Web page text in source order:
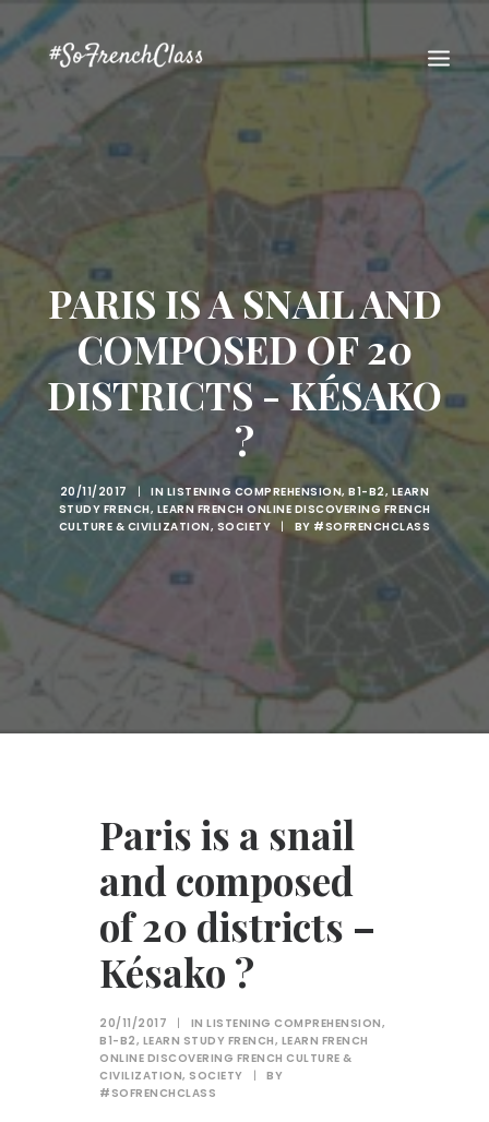
#SOFRENCHCLASS PRIVACY POLICY
Recherche
PARIS IS A SNAIL AND
COMPOSED OF 20
DISTRICTS - KÉSAKO
?
20/11/2017 | IN LISTENING COMPREHENSION,B1-B2, LEARN
STUDY FRENCH, LEARN FRENCH ONLINE DISCOVERING FRENCH
CULTURE & CIVILIZATION, SOCIETY | BY #SOFRENCHCLASS
Paris is a snail
and composed
of 20 districts –
Késako ?
20/11/2017 | IN LISTENING COMPREHENSION,
B1-B2, LEARN STUDY FRENCH, LEARN FRENCH
ONLINE DISCOVERING FRENCH CULTURE &
CIVILIZATION, SOCIETY |
BY
#SOFRENCHCLASS